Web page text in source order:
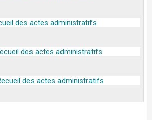
des actes administratifs
des actes administratifs
des actes administratifs